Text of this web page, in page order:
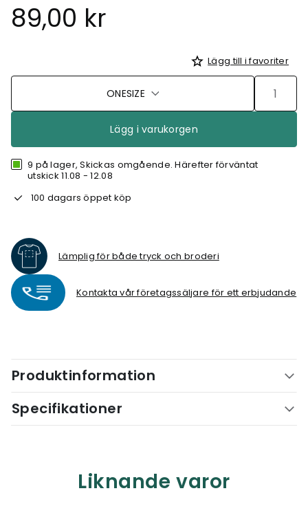
89,00 kr
Lägg till i favoriter
ONESIZE
Lägg i varukorgen
9 på lager, Skickas omgående. Härefter förväntat
utskick 11.08 - 12.08
100 dagars öppet köp
Lämplig för både tryck och broderi
Kontakta vår företagssäljare för ett erbjudande
Produktinformation
Specifikationer
Liknande varor